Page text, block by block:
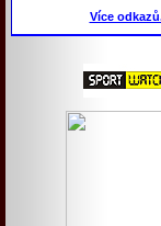
Více